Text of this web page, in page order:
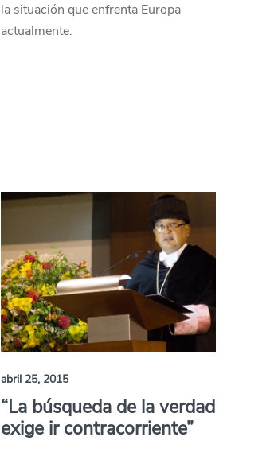
la situación que enfrenta Europa
actualmente.
abril 25, 2015
“La búsqueda de la verdad
exige ir contracorriente”